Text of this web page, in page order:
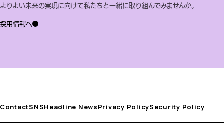
よりよい未来の実現に向けて私たちと一緒に取り組んでみませんか。
採用情報へ
ContactSNSHeadline NewsPrivacy PolicySecurity Policy